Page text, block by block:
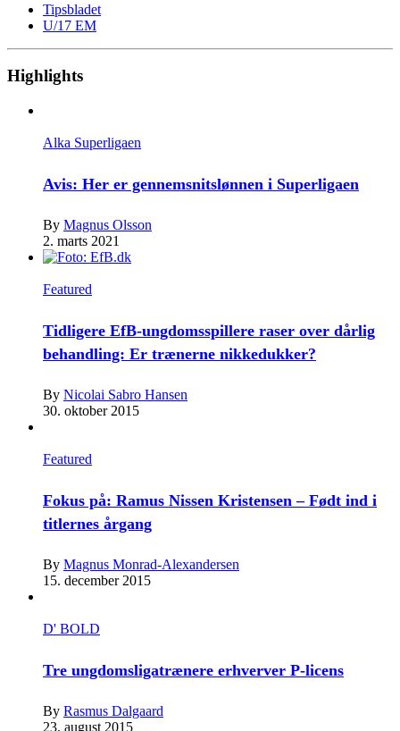
Tipsbladet
U/17 EM
Highlights
Alka Superligaen
Avis: Her er gennemsnitslønnen i Superligaen
By Magnus Olsson
2. marts 2021
Featured
Tidligere EfB-ungdomsspillere raser over dårlig
behandling: Er trænerne nikkedukker?
By Nicolai Sabro Hansen
30. oktober 2015
Featured
Fokus på: Ramus Nissen Kristensen – Født ind i
titlernes årgang
By Magnus Monrad-Alexandersen
15. december 2015
D' BOLD
Tre ungdomsligatrænere erhverver P-licens
By Rasmus Dalgaard
23. august 2015